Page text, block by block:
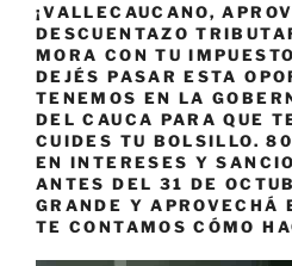
¡VALLECAUCANO,
DESCUENTAZO
MORA CON TU
DEJÉS PASAR ESTA
TENEMOS EN LA
DEL CAUCA PARA QUE
CUIDES TU BOLSILLO.
EN INTERESES Y
ANTES DEL 31 DE
GRANDE Y APROVECHÁ
TE CONTAMOS CÓMO